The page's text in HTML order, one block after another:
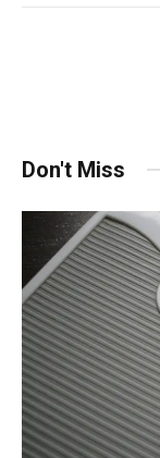
Don't Miss